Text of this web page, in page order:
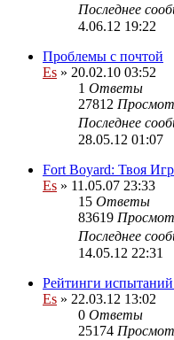
Последнее
4.06.12 19:22
Проблемы с почтой
Es » 20.02.10 03:52
1 Ответы
27812
Последнее
28.05.12 01:07
Fort Boyard: Твоя
Es » 11.05.07 23:33
15 Ответы
83619
Последнее
14.05.12 22:31
Рейтинги
Es » 22.03.12 13:02
0 Ответы
25174